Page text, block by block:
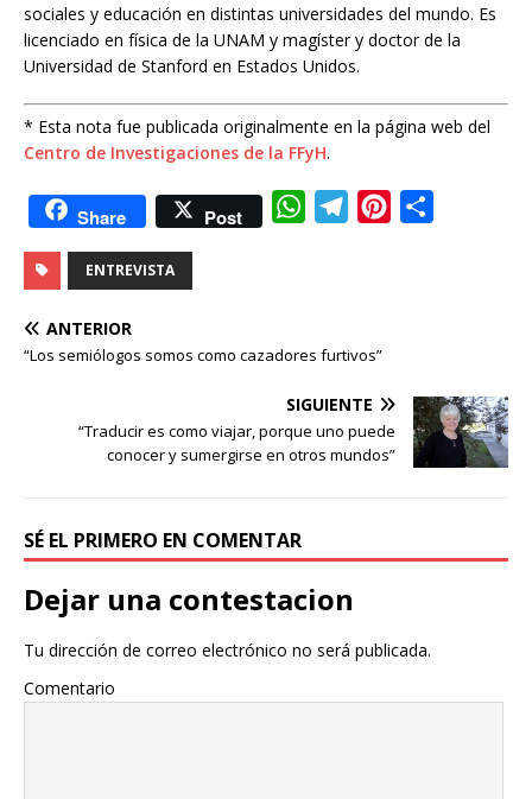
sociales y educación en distintas universidades del mundo. Es
licenciado en física de la UNAM y magíster y doctor de la
Universidad de Stanford en Estados Unidos.
* Esta nota fue publicada originalmente en la página web del
Centro de Investigaciones de la FFyH.
Share Post
W
p
p
a
m
e
s
t
i
r
ENTREVISTA
ANTERIOR
“Los semió­logos somos como cazadores furtivos”
SIGUIENTE
“Traducir es como viajar, porque uno puede
conocer y sumergirse en otros mundos”
SÉ EL PRIMERO EN COMENTAR
Dejar una contestacion
Tu dirección de correo electrónico no será publicada.
Comentario